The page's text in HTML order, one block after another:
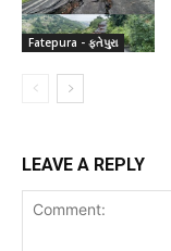
Fatepura - ફતેપુરા
LEAVE A REPLY